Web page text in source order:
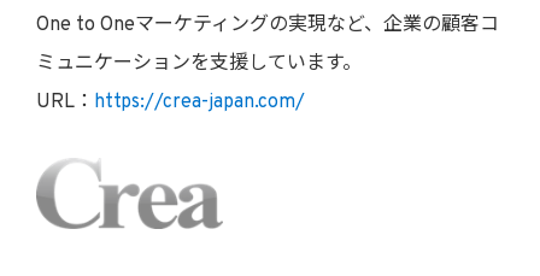
One to Oneマーケティングの実現など、企業の顧客コ
ミュニケーションを支援しています。
URL： https://crea-japan.com/